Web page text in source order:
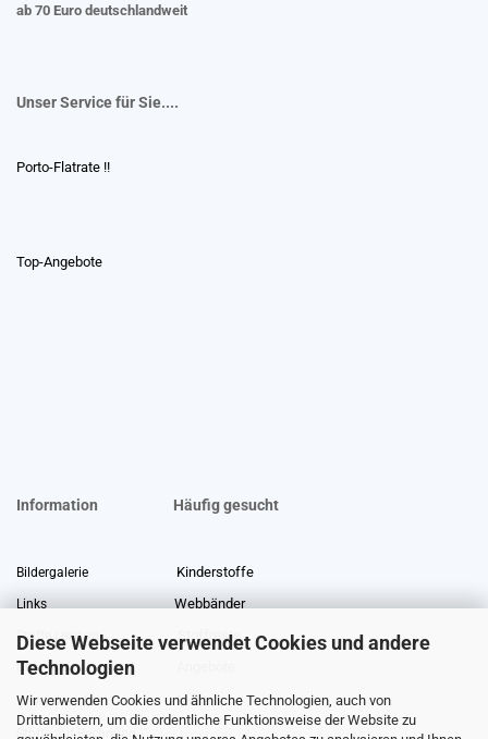
Diese Webseite verwendet Cookies und andere
Technologien
Wir verwenden Cookies und ähnliche Technologien, auch von
Drittanbietern, um die ordentliche Funktionsweise der Website zu
ab 70 Euro deutschlandweit
Unser Service für Sie....
Porto-Flatrate !!
Top-Angebote
Information Häufig gesucht
Bildergalerie Kinderstoffe
Links Webbänder
Stoffe Lexikon Stoffreste
Über uns
Gewerberabatt Meterware
Stoffe auf Rechnung